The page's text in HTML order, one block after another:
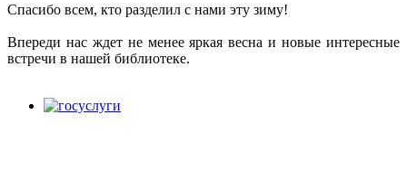
Спасибо всем, кто разделил с нами эту зиму!
Впереди нас ждет не менее яркая весна и новые интересные
встречи в нашей библиотеке.